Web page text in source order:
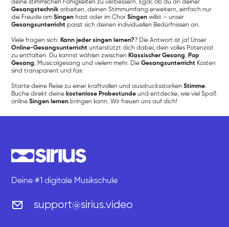
deine stimmlichen Fähigkeiten zu verbessern. Egal, ob du an deiner
Gesangstechnik arbeiten, deinen Stimmumfang erweitern, einfach nur
die Freude amSingen hast oder im ChorSingen willst – unser
Gesangsunterricht passt sich deinen individuellen Bedürfnissen an.
Viele fragen sich: Kann jeder singen lernen?? Die Antwort ist ja! Unser
Online-Gesangsunterricht unterstützt dich dabei, dein volles Potenzial
zu entfalten. Du kannst wählen zwischen Klassischer Gesang, Pop
Gesang, Musicalgesang und vielem mehr. DieGesangsunterricht Kosten
sind transparent und fair.
Starte deine Reise zu einer kraftvollen und ausdrucksstarkenStimme.
Buche direkt deine kostenlose Probestunde und entdecke, wie viel Spaß
onlineSingen lernen bringen kann. Wir freuen uns auf dich!
Deine #1 digitale Musikschule
support@sirius.video